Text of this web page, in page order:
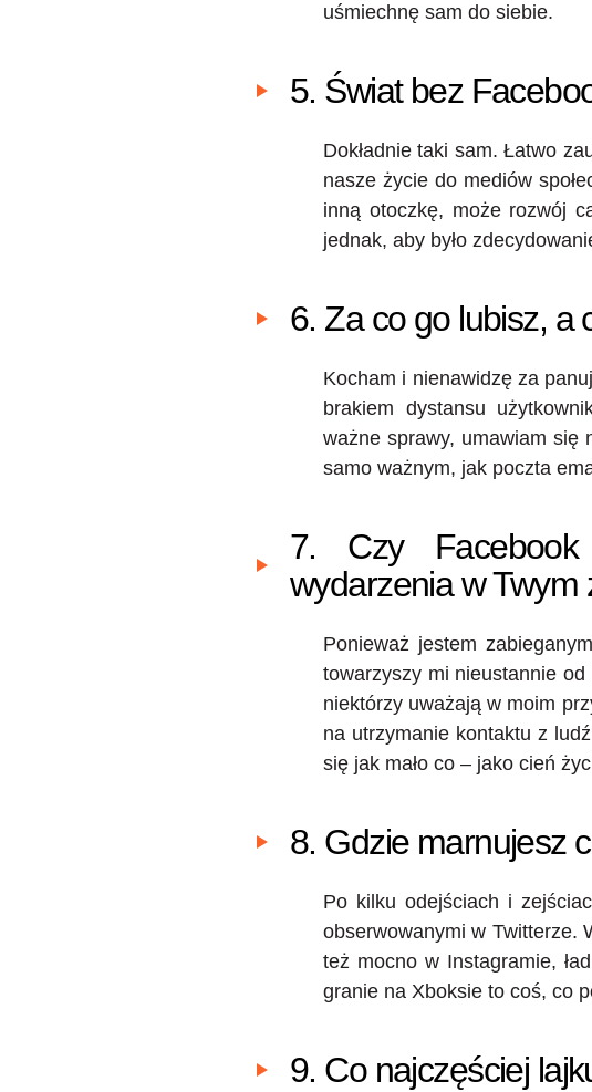
uśmiechnę sam do siebie.
5. Świat bez
Dokładnie taki sam. Łatwo
nasze życie do mediów
inną otoczkę, może rozwój
jednak, aby było
6. Za co go lubisz, a
Kocham i nienawidzę za
brakiem dystansu
ważne sprawy, umawiam się
samo ważnym, jak poczta
7. Czy Facebook
wydarzenia w Twym
Ponieważ jestem
towarzyszy mi nieustannie
niektórzy uważają w moim
na utrzymanie kontaktu z
się jak mało co – jako cień
8. Gdzie marnujesz
Po kilku odejściach i
obserwowanymi w Twitterze.
też mocno w Instagramie,
granie na Xboksie to coś, co
9. Co najczęściej